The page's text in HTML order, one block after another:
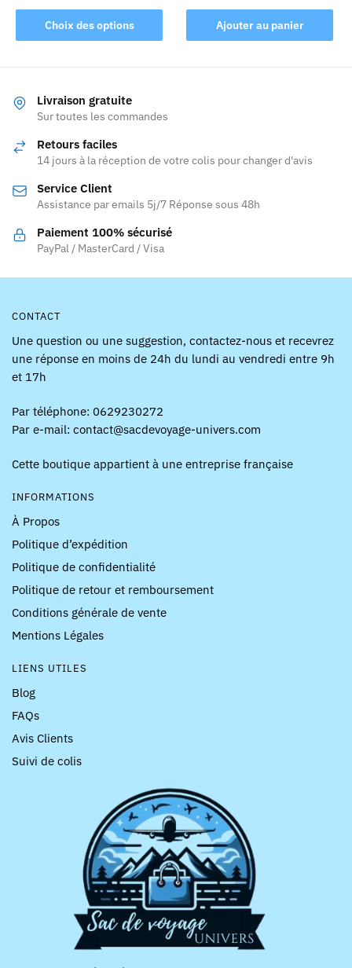
Choix des options
Ce
produit
variations.
Les
peuvent
choisies
sur
la
page
Ajouter au panier
Livraison gratuite
Sur toutes les commandes
Retours faciles
14 jours à la réception de votre colis pour changer d'avis
Service Client
Assistance par emails 5j/7 Réponse sous 48h
Paiement 100% sécurisé
PayPal / MasterCard / Visa
CONTACT
Une question ou une suggestion, contactez-nous et recevrez
une réponse en moins de 24h du lundi au vendredi entre 9h
et 17h
Par téléphone: 0629230272
Par e-mail: contact@sacdevoyage-univers.com
Cette boutique appartient à une entreprise française
INFORMATIONS
À Propos
Politique d’expédition
Politique de confidentialité
Politique de retour et remboursement
Conditions générale de vente
Mentions Légales
LIENS UTILES
Blog
FAQs
Avis Clients
Suivi de colis